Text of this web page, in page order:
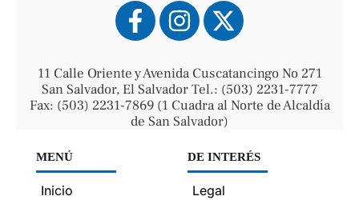
11 Calle Oriente y Avenida Cuscatancingo No 271
San Salvador, El Salvador Tel.: (503) 2231-7777
Fax: (503) 2231-7869 (1 Cuadra al Norte de Alcaldía
de San Salvador)
MENÚ
Inicio
DE INTERÉS
Legal